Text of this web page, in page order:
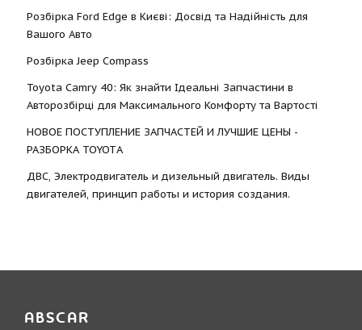
Розбірка Ford Edge в Києві: Досвід та Надійність для
Вашого Авто
Розбірка Jeep Compass
Toyota Camry 40: Як знайти Ідеальні Запчастини в
Авторозбірці для Максимального Комфорту та Вартості
НОВОЕ ПОСТУПЛЕНИЕ ЗАПЧАСТЕЙ И ЛУЧШИЕ ЦЕНЫ -
РАЗБОРКА TOYOTА
ДВС, Электродвигатель и дизельный двигатель. Виды
двигателей, принцип работы и история создания.
ABSCAR